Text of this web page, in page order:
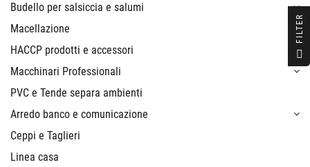
Budello per salsiccia e salumi
Macellazione
HACCP prodotti e accessori
Macchinari Professionali
PVC e Tende separa ambienti
Arredo banco e comunicazione
Ceppi e Taglieri
Linea casa
R